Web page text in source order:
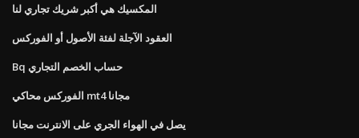
المكسيك هي أكبر شريك تجاري لنا
العقود الآجلة لفئة الأصول أو الفوركس
Bq حساب الخصم التجاري
الفوركس محاكي mt4 مجانا
يصل في الهواء الجري على الانترنت مجانا